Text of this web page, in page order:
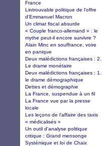
France
Lintrouvable politique de l'offre
d'Emmanuel Macron
Un climat fiscal absurde
« Couple franco-allemand » : le
mythe peut-il encore survivre ?
Alain Minc en souffrance, voire
en panique
Deux malédictions françaises : 2.
Le drame monétaire
Deux malédictions françaises : 1.
le drame démographique
Dettes et démographie
La France, suspendue à un fil
La France vue par la presse
locale
Les leçons de l’affaire des taxis
« médicalisés »
Un outil d'analyse politique
critique : Grand mensonge
Systémique et loi de Chaix